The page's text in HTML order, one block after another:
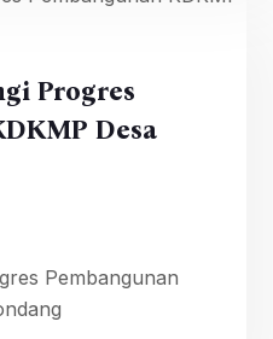
Progres
Desa
Pembangunan